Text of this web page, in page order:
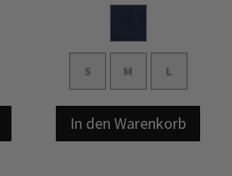
S M L
In den Warenkorb